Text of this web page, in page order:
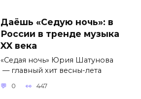
Даёшь «Седую ночь»: в
России в тренде музыка
XX века
«Седая ночь» Юрия Шатунова
— главный хит весны-лета
0 447